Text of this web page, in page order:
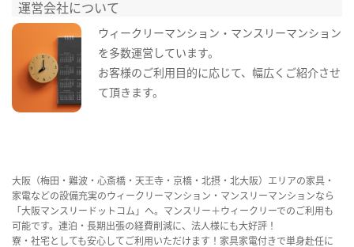
運営会社について
ウィークリーマンション・マンスリーマンション
を多数運営しています。
お客様のご利用目的に応じて、幅広くご紹介させ
て頂きます。
大阪（梅田・難波・心斎橋・天王寺・京橋・北摂・北大阪）エリアの家具・
家電などの設備充実のウィークリーマンション・マンスリーマンションなら
「大阪マンスリードットコム」へ。マンスリー＋ウィークリーでのご利用も
可能です。連泊・長期出張の経費削減に、法人様にも大好評！
寮・社宅としても安心してご利用いただけます！家具家電付きで単身赴任に